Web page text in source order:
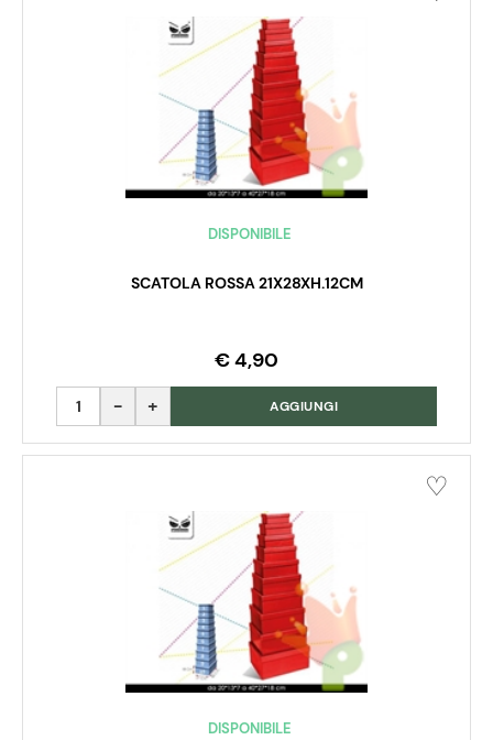
DISPONIBILE
SCATOLA ROSSA 21X28XH.12CM
€ 4,90
Quantità AGGIUNGI
DISPONIBILE